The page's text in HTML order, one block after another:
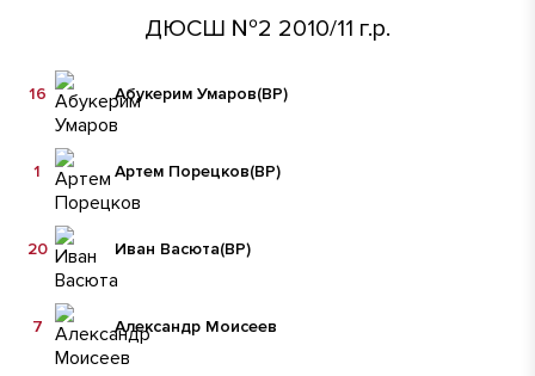
ДЮСШ №2 2010/11 г.р.
Абукерим Умаров(ВР)
16
Артем Порецков(ВР)
1
Иван Васюта(ВР)
20
Александр Моисеев
7